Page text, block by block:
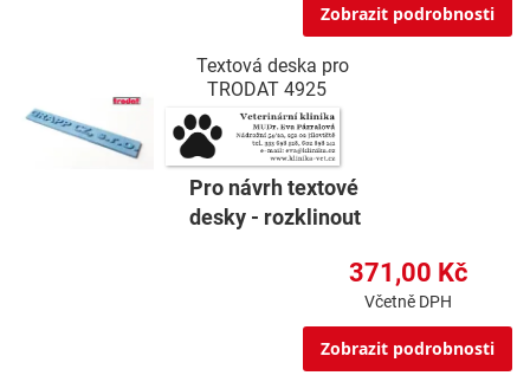
Zobrazit podrobnosti
Textová deska pro
TRODAT 4925
Pro návrh textové
desky - rozklinout
371,00 Kč
Včetně DPH
Zobrazit podrobnosti